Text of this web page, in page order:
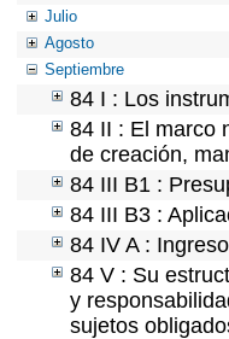
Julio
Agosto
Septiembre
84 I : Los
84 II : El marco
de creación,
84 III B1 :
84 III B3 :
84 IV A :
84 V : Su
y
sujetos